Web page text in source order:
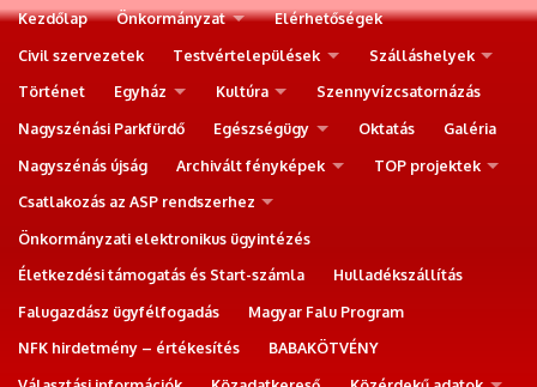
Kezdőlap Önkormányzat
Elérhetőségek
Civil szervezetek
Testvértelepülések
Szálláshelyek
Történet
Egyház Kultúra
Szennyvízcsatornázás
Nagyszénási Parkfürdő
Egészségügy Oktatás
Galéria
Nagyszénás újság
Archivált fényképek
TOP projektek
Csatlakozás az ASP rendszerhez
Önkormányzati elektronikus ügyintézés
Életkezdési támogatás és Start-számla
Hulladékszállítás
Falugazdász ügyfélfogadás
Magyar Falu Program
NFK hirdetmény – értékesítés
BABAKÖTVÉNY